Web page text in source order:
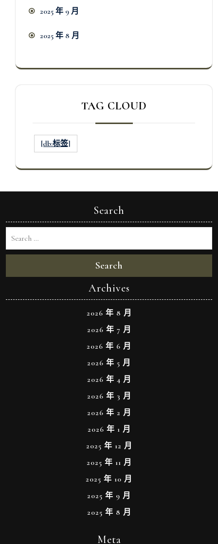
2025 年 9 月
2025 年 8 月
TAG CLOUD
[db:标签]
Search
Search
Archives
2026 年 8 月
2026 年 7 月
2026 年 6 月
2026 年 5 月
2026 年 4 月
2026 年 3 月
2026 年 2 月
2026 年 1 月
2025 年 12 月
2025 年 11 月
2025 年 10 月
2025 年 9 月
2025 年 8 月
Meta